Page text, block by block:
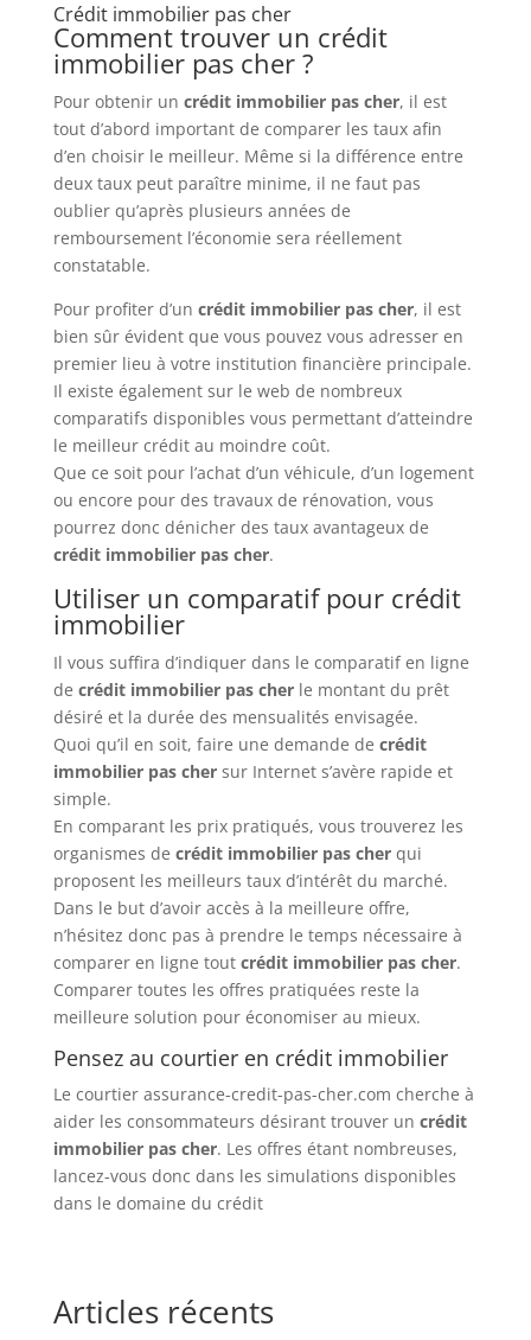
Crédit immobilier pas cher
Comment trouver un crédit
immobilier pas cher ?
Pour obtenir un crédit immobilier pas cher, il est
tout d’abord important de comparer les taux afin
d’en choisir le meilleur. Même si la différence entre
deux taux peut paraître minime, il ne faut pas
oublier qu’après plusieurs années de
remboursement l’économie sera réellement
constatable.
Pour profiter d’un crédit immobilier pas cher, il est
bien sûr évident que vous pouvez vous adresser en
premier lieu à votre institution financière principale.
Il existe également sur le web de nombreux
comparatifs disponibles vous permettant d’atteindre
le meilleur crédit au moindre coût.
Que ce soit pour l’achat d’un véhicule, d’un logement
ou encore pour des travaux de rénovation, vous
pourrez donc dénicher des taux avantageux de
crédit immobilier pas cher.
Utiliser un comparatif pour crédit
immobilier
Il vous suffira d’indiquer dans le comparatif en ligne
de crédit immobilier pas cherle montant du prêt
désiré et la durée des mensualités envisagée.
Quoi qu’il en soit, faire une demande de crédit
immobilier pas chersur Internet s’avère rapide et
simple.
En comparant les prix pratiqués, vous trouverez les
organismes de crédit immobilier pas cherqui
proposent les meilleurs taux d’intérêt du marché.
Dans le but d’avoir accès à la meilleure offre,
n’hésitez donc pas à prendre le temps nécessaire à
comparer en ligne tout crédit immobilier pas cher.
Comparer toutes les offres pratiquées reste la
meilleure solution pour économiser au mieux.
Pensez au courtier en crédit immobilier
Le courtier assurance-credit-pas-cher.com cherche à
aider les consommateurs désirant trouver un crédit
immobilier pas cher. Les offres étant nombreuses,
lancez-vous donc dans les simulations disponibles
dans le domaine du crédit
Articles récents